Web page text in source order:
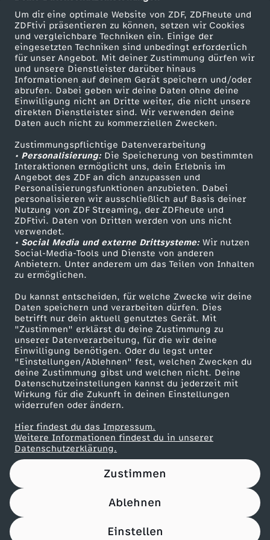
Um dir eine optimale Website von ZDF, ZDFheute und
ZDFtivi präsentieren zu können, setzen wir Cookies
und vergleichbare Techniken ein. Einige der
eingesetzten Techniken sind unbedingt erforderlich
für unser Angebot. Mit deiner Zustimmung dürfen wir
und unsere Dienstleister darüber hinaus
Informationen auf deinem Gerät speichern und/oder
abrufen. Dabei geben wir deine Daten ohne deine
Einwilligung nicht an Dritte weiter, die nicht unsere
direkten Dienstleister sind. Wir verwenden deine
Daten auch nicht zu kommerziellen Zwecken.
Zustimmungspflichtige Datenverarbeitung
• Personalisierung:Die Speicherung von bestimmten
Interaktionen ermöglicht uns, dein Erlebnis im
Angebot des ZDF an dich anzupassen und
Personalisierungsfunktionen anzubieten. Dabei
personalisieren wir ausschließlich auf Basis deiner
Nutzung von ZDF Streaming, der ZDFheute und
ZDFtivi. Daten von Dritten werden von uns nicht
verwendet.
• Social Media und externe Drittsysteme:Wir nutzen
Social-Media-Tools und Dienste von anderen
Anbietern. Unter anderem um das Teilen von Inhalten
zu ermöglichen.
Du kannst entscheiden, für welche Zwecke wir deine
Daten speichern und verarbeiten dürfen. Dies
betrifft nur dein aktuell genutztes Gerät. Mit
"Zustimmen" erklärst du deine Zustimmung zu
unserer Datenverarbeitung, für die wir deine
Einwilligung benötigen. Oder du legst unter
"Einstellungen/Ablehnen" fest, welchen Zwecken du
deine Zustimmung gibst und welchen nicht. Deine
Datenschutzeinstellungen kannst du jederzeit mit
Wirkung für die Zukunft in deinen Einstellungen
widerrufen oder ändern.
Hier findest du das Impressum.
Weitere Informationen findest du in unserer
Datenschutzerklärung.
Zustimmen
Ablehnen
Einstellen
Filtern
Mehr ZDF
ZDF-Apps
Smart TV
ZDFtext
Livestreams
Sendungen A-Z
TV-Programm
Service
ZDFmitreden
Kontakt zum ZDF
Tickets
Zuschauerservice
Hilfe
ZDF Unternehmen
Karriere
ZDF goes Schule
Werbefernsehen
Mainzelmännchen
Partner
Nutzungsbedingungen
Impressum